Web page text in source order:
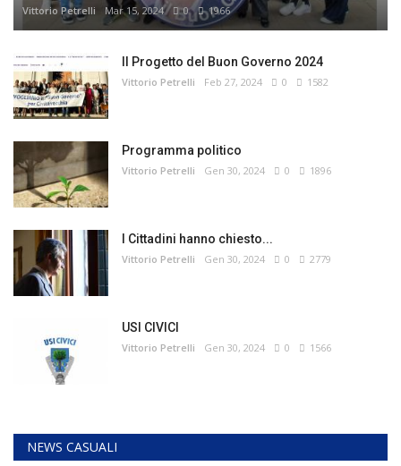
Vittorio Petrelli Mar 15, 2024 0 1966
Il Progetto del Buon Governo 2024
Vittorio Petrelli Feb 27, 2024 0 1582
Programma politico
Vittorio Petrelli Gen 30, 2024 0 1896
I Cittadini hanno chiesto...
Vittorio Petrelli Gen 30, 2024 0 2779
USI CIVICI
Vittorio Petrelli Gen 30, 2024 0 1566
NEWS CASUALI